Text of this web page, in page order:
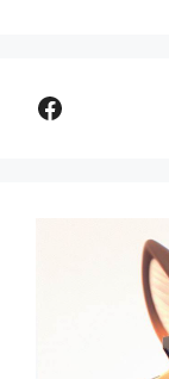
Comparer assurance